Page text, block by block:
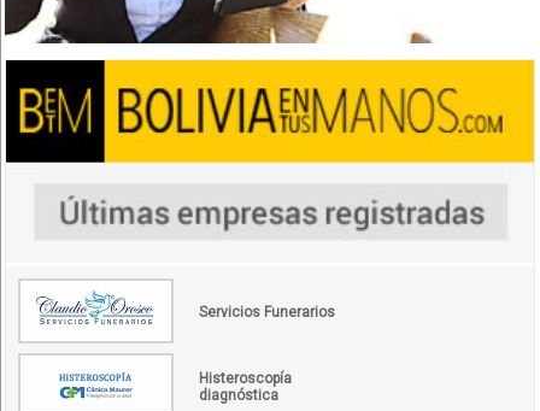
Servicios Funerarios
Histeroscopía
diagnóstica